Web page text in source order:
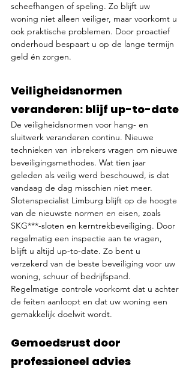
scheefhangen of speling. Zo blijft uw
woning niet alleen veiliger, maar voorkomt u
ook praktische problemen. Door proactief
onderhoud bespaart u op de lange termijn
geld én zorgen.
Veiligheidsnormen
veranderen: blijf up-to-date
De veiligheidsnormen voor hang- en
sluitwerk veranderen continu. Nieuwe
technieken van inbrekers vragen om nieuwe
beveiligingsmethodes. Wat tien jaar
geleden als veilig werd beschouwd, is dat
vandaag de dag misschien niet meer.
Slotenspecialist Limburg blijft op de hoogte
van de nieuwste normen en eisen, zoals
SKG***-sloten en kerntrekbeveiliging. Door
regelmatig een inspectie aan te vragen,
blijft u altijd up-to-date. Zo bent u
verzekerd van de beste beveiliging voor uw
woning, schuur of bedrijfspand.
Regelmatige controle voorkomt dat u achter
de feiten aanloopt en dat uw woning een
gemakkelijk doelwit wordt.
Gemoedsrust door
professioneel advies